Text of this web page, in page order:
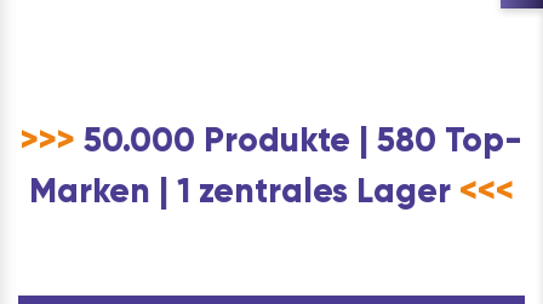
>>> 50.000 Produkte | 580 Top-
Marken | 1 zentrales Lager <<<